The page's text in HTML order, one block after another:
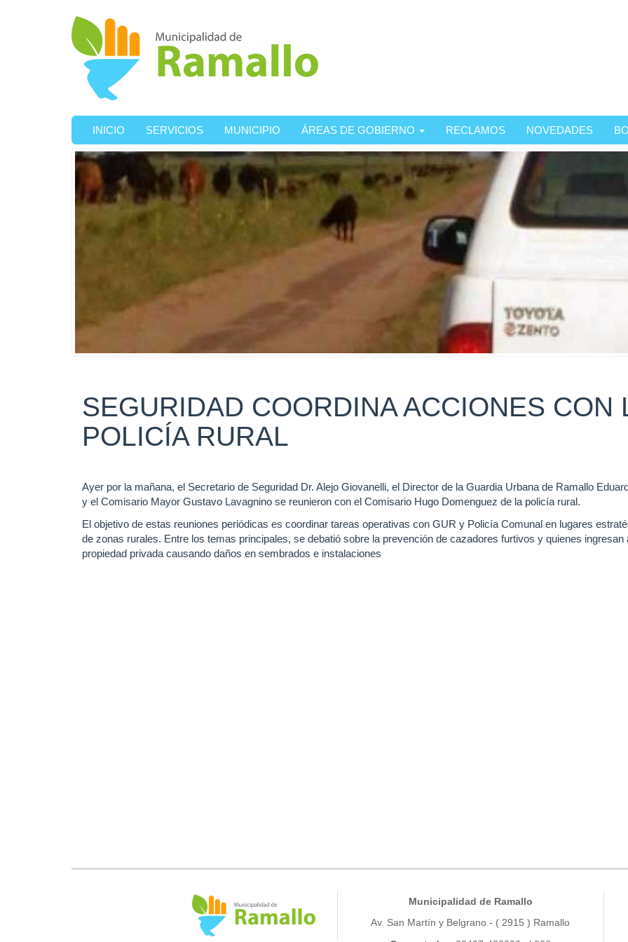
INICIO SERVICIOS MUNICIPIO ÁREAS DE GOBIERNO RECLAMOS NOVEDADES
SEGURIDAD COORDINA ACCIONES CON
POLICÍA RURAL
Ayer por la mañana, el Secretario de Seguridad Dr. Alejo Giovanelli, el Director de la Guardia Urbana de Ramallo
y el Comisario Mayor Gustavo Lavagnino se reunieron con el Comisario Hugo Domenguez de la policía rural.
El objetivo de estas reuniones periódicas es coordinar tareas operativas con GUR y Policía Comunal en lugares
de zonas rurales. Entre los temas principales, se debatió sobre la prevención de cazadores furtivos y quienes ingresan
propiedad privada causando daños en sembrados e instalaciones
Municipalidad de Ramallo
Av. San Martín y Belgrano - ( 2915 ) Ramallo